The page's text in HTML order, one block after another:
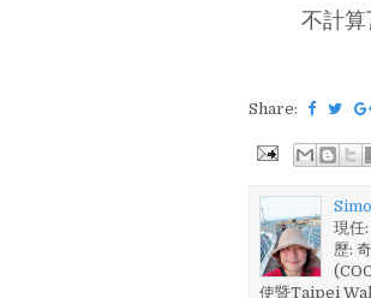
不計
Share:
現任
歷:
使暨Taipei